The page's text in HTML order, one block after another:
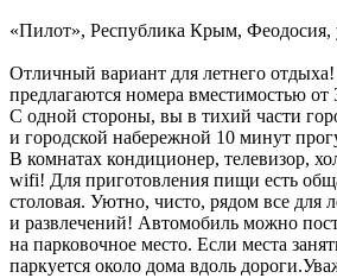
«Пилот», Республика Крым, Феодосия,
Отличный вариант для летнего
предлагаются номера вместимостью от
С одной стороны, вы в тихий части
и городской набережной 10 минут
В комнатах кондиционер, телевизор,
wifi! Для приготовления пищи есть
столовая. Уютно, чисто, рядом все для
и развлечений! Автомобиль можно
на парковочное место. Если места
паркуется около дома вдоль